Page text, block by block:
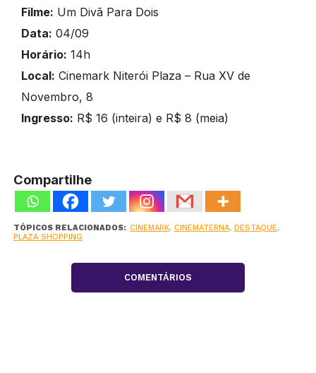
Filme: Um Divã Para Dois
Data: 04/09
Horário: 14h
Local: Cinemark Niterói Plaza – Rua XV de
Novembro, 8
Ingresso: R$ 16 (inteira) e R$ 8 (meia)
Compartilhe
TÓPICOS RELACIONADOS: CINEMARK, CINEMATERNA, DESTAQUE,
PLAZA SHOPPING
COMENTÁRIOS